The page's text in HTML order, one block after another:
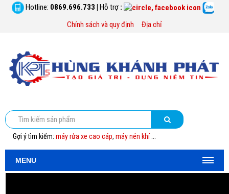
Hotline: 0869.696.733 | Hỗ trợ :
Chính sách và quy định
Địa chỉ
Gợi ý tìm kiếm: máy rửa xe cao cáp, máy nén khí...
MENU